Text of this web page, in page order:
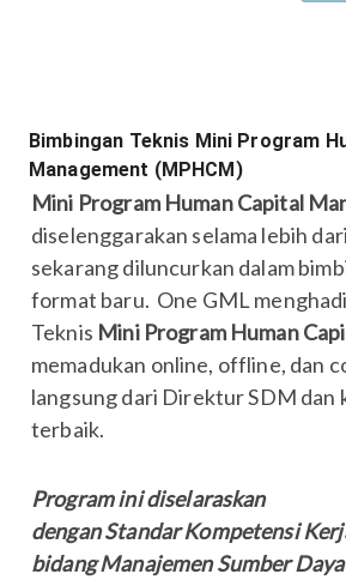
Bimbingan Teknis Mini Program
Management (MPHCM)
Mini Program Human Capital
diselenggarakan selama lebih
sekarang diluncurkan dalam
format baru. One GML
Teknis Mini Program Human
memadukan online, offline, dan
langsung dari Direktur SDM dan
terbaik.
Program ini diselaraskan
dengan Standar Kompetensi
bidang Manajemen Sumber